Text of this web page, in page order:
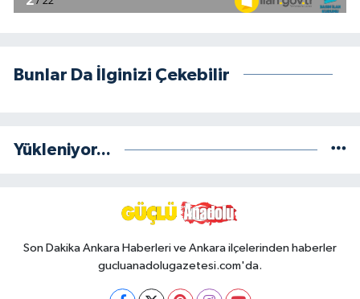
Bunlar Da İlginizi Çekebilir
Yükleniyor...
Son Dakika Ankara Haberleri ve Ankara ilçelerinden haberler
gucluanadolugazetesi.com'da.